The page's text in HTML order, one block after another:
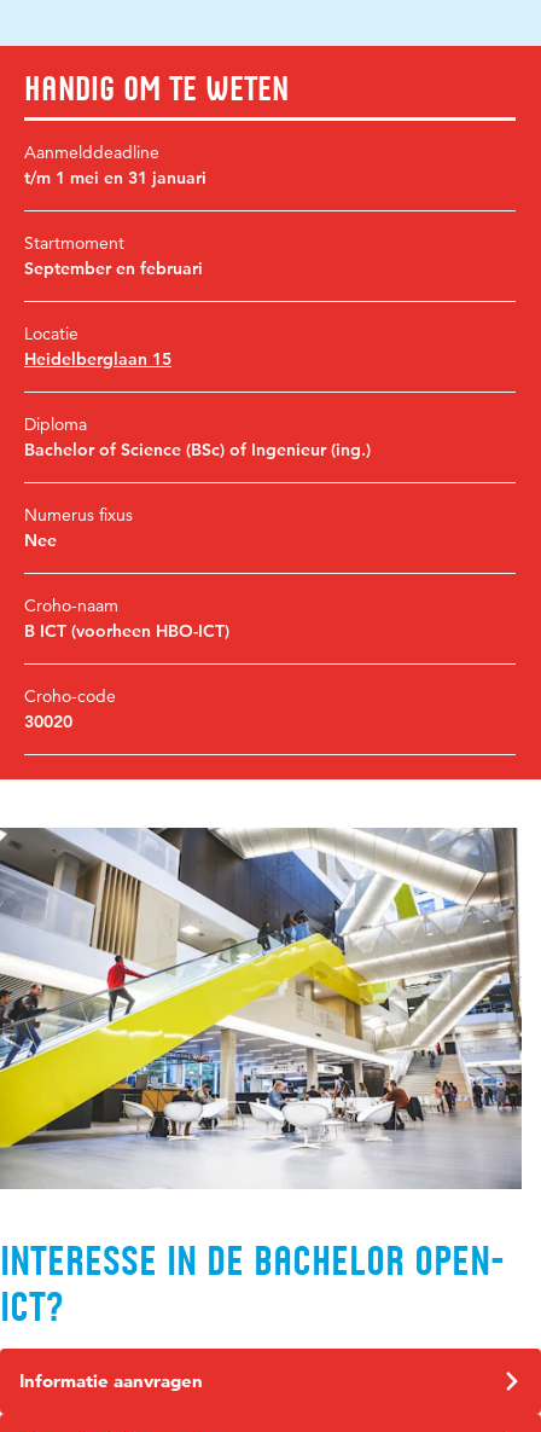
Handig om te weten
Aanmelddeadline
t/m 1 mei en 31 januari
Startmoment
September en februari
Locatie
Heidelberglaan 15
Diploma
Bachelor of Science (BSc) of Ingenieur (ing.)
Numerus fixus
Nee
Croho-naam
B ICT (voorheen HBO-ICT)
Croho-code
30020
Interesse in de bachelor Open-
ICT?
Informatie aanvragen